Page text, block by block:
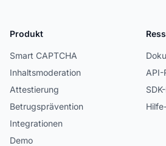
Produkt
Smart CAPTCHA
Inhaltsmoderation
Attestierung
Betrugsprävention
Integrationen
Demo
API-